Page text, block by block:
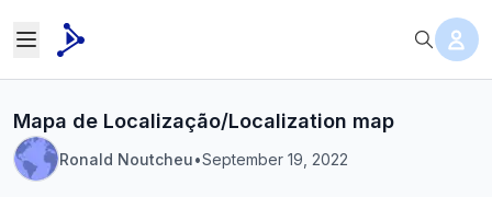
Mapa de Localização/Localization map
Ronald Noutcheu•September 19, 2022